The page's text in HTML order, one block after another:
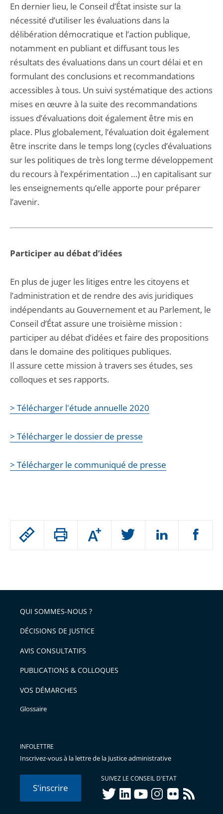
Passer
arriver
après
Augmenter
ou
l'article
pour
avant
En dernier lieu, le Conseil d’État insiste sur la
nécessité d’utiliser les évaluations dans la
délibération démocratique et l’action publique,
notamment en publiant et diffusant tous les
résultats des évaluations dans un court délai et en
formulant des conclusions et recommandations
accessibles à tous. Un suivi systématique des actions
mises en œuvre à la suite des recommandations
issues d’évaluations doit également être mis en
place. Plus globalement, l’évaluation doit également
être inscrite dans le temps long (cycles d’évaluations
sur les politiques de très long terme développement
du recours à l’expérimentation …) en capitalisant sur
les enseignements qu’elle apporte pour préparer
l’avenir.
Participer au débat d’idées
En plus de juger les litiges entre les citoyens et
l’administration et de rendre des avis juridiques
indépendants au Gouvernement et au Parlement, le
Conseil d’État assure une troisième mission :
participer au débat d’idées et faire des propositions
dans le domaine des politiques publiques.
Il assure cette mission à travers ses études, ses
colloques et ses rapports.
> Télécharger l'étude annuelle 2020
> Télécharger le dossier de presse
> Télécharger le communiqué de presse
QUI SOMMES-NOUS ?
DÉCISIONS DE JUSTICE
AVIS CONSULTATIFS
PUBLICATIONS & COLLOQUES
VOS DÉMARCHES
Glossaire
INFOLETTRE
Inscrivez-vous à la lettre de la Justice administrative
S'inscrire
SUIVEZ LE CONSEIL D'ETAT
twitterlinkedInyoutubeinstagram
flickr rss